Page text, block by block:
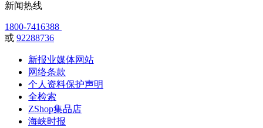
新闻热线
1800-7416388
或 92288736
新报业媒体网站
网络条款
个人资料保护声明
全检索
ZShop集品店
海峡时报